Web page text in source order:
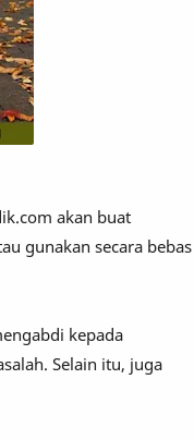
akan buat
gunakan secara bebas
kepada
Selain itu, juga